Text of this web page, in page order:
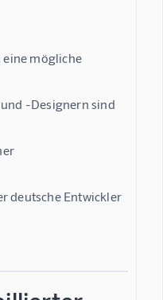
eine mögliche
-Designern sind
deutsche Entwickler